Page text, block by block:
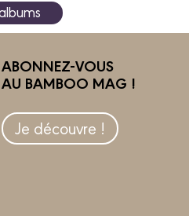
ABONNEZ-VOUS
AU BAMBOO MAG !
Je découvre !